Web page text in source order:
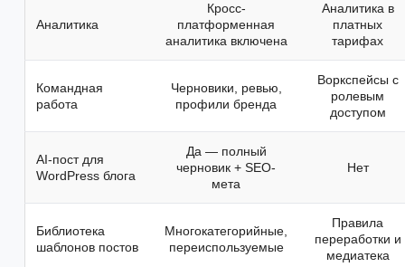
Аналитика
Кросс-
платформенная
аналитика включена
Аналитика в
платных
тарифах
Командная
работа
Черновики, ревью,
профили бренда
Воркспейсы с
ролевым
доступом
AI-пост для
WordPress блога
Да — полный
черновик + SEO-
мета
Нет
Библиотека
шаблонов постов
Многокатегорийные,
переиспользуемые
Правила
переработки и
медиатека